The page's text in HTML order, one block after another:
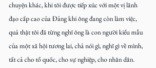
chuyện khác, khi tôi được tiếp xúc với một vị lãnh
đạo cấp cao của Đảng khi ông đang còn làm việc,
quả thật tôi đã từng nghĩ ông là con người kiểu mẫu
của một xã hội tương lai, chả nói gì, nghĩ gì về mình,
tất cả cho tổ quốc, cho sự nghiệp, cho nhân dân.